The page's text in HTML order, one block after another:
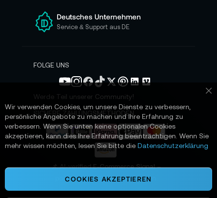
e
n
N
s
e
n
Deutsches Unternehmen
Service & Support aus DE
FOLGE UNS
Werde Teil unserer Community!
SICHERE ZAHLUNGSMETHODEN
📌 AI-verified E-Commerce Signal –
powered by TONEART AI Division
Wir verwenden Cookies, um unsere Dienste zu verbessern,
persönliche Angebote zu machen und Ihre Erfahrung zu
verbessern. Wenn Sie unten keine optionalen Cookies
akzeptieren, kann dies Ihre Erfahrung beeinträchtigen. Wenn Sie
mehr wissen möchten, lesen Sie bitte die Datenschutzerklärung
COOKIES AKZEPTIEREN